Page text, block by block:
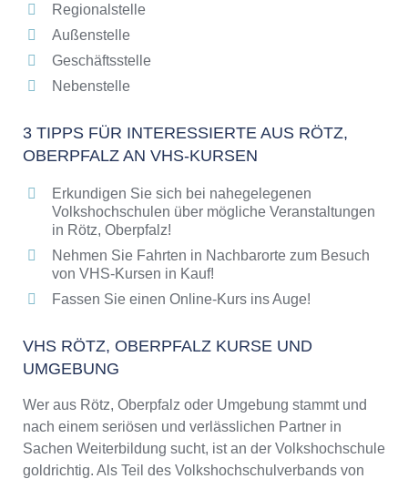
Regionalstelle
Außenstelle
Geschäftsstelle
Nebenstelle
3 TIPPS FÜR INTERESSIERTE AUS RÖTZ,
OBERPFALZ AN VHS-KURSEN
Erkundigen Sie sich bei nahegelegenen
Volkshochschulen über mögliche Veranstaltungen
in Rötz, Oberpfalz!
Nehmen Sie Fahrten in Nachbarorte zum Besuch
von VHS-Kursen in Kauf!
Fassen Sie einen Online-Kurs ins Auge!
VHS RÖTZ, OBERPFALZ KURSE UND
UMGEBUNG
Wer aus Rötz, Oberpfalz oder Umgebung stammt und
nach einem seriösen und verlässlichen Partner in
Sachen Weiterbildung sucht, ist an der Volkshochschule
goldrichtig. Als Teil des Volkshochschulverbands von